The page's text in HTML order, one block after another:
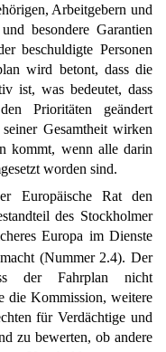
Arbeitgebern und
besondere Garantien
beschuldigte Personen
wird betont, dass die
ist, was bedeutet, dass
Prioritäten geändert
Gesamtheit wirken
kommt, wenn alle darin
worden sind.
Europäische Rat den
des Stockholmer
Europa im Dienste
(Nummer 2.4). Der
der Fahrplan nicht
die Kommission, weitere
für Verdächtige und
zu bewerten, ob andere